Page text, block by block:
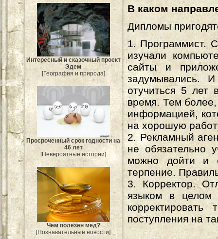
Интересный и сказочный проект
Эдем
[География и природа]
Просроченный срок годности на
46 лет
[Невероятные истории]
Чем полезен мед?
[Познавательные новости]
В каком
Дипломы
1. Программист.
изучали
сайты и
задумывались.
отучиться 5 лет
время. Тем более,
информацией,
на хорошую
2. Рекламный
не обязательно
можно дойти и
терпение.
3. Корректор.
языком в целом
поступления на